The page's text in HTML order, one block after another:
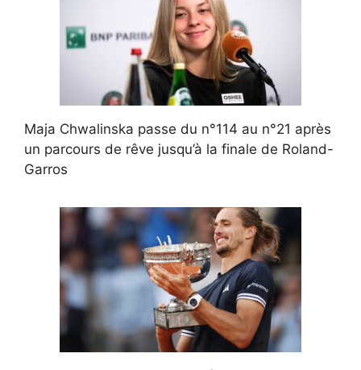
Maja Chwalinska passe du n°114 au n°21 après
un parcours de rêve jusqu’à la finale de Roland-
Garros